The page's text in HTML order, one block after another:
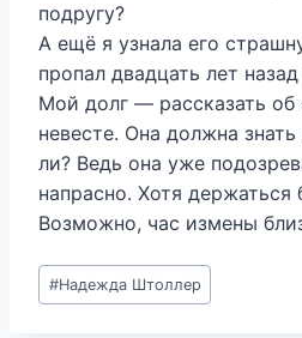
подругу?
А ещё я узнала его
пропал двадцать лет
Мой долг — рассказать об
невесте. Она должна
ли? Ведь она уже
напрасно. Хотя держаться
Возможно, час измены
Метки
записи:
#Надежда Штоллер